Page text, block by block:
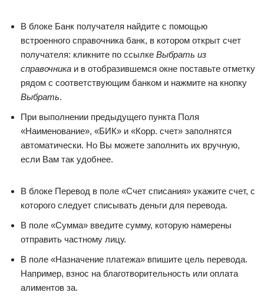
В блоке Банк получателя найдите с помощью
встроенного справочника банк, в котором открыт счет
получателя: кликните по ссылке Выбрать из
справочника и в отобразившемся окне поставьте отметку
рядом с соответствующим банком и нажмите на кнопку
Выбрать.
При выполнении предыдущего пункта Поля
«Наименование», «БИК» и «Корр. счет» заполнятся
автоматически. Но Вы можете заполнить их вручную,
если Вам так удобнее.
В блоке Перевод в поле «Счет списания» укажите счет, с
которого следует списывать деньги для перевода.
В поле «Сумма» введите сумму, которую намерены
отправить частному лицу.
В поле «Назначение платежа» впишите цель перевода.
Например, взнос на благотворительность или оплата
алиментов за.